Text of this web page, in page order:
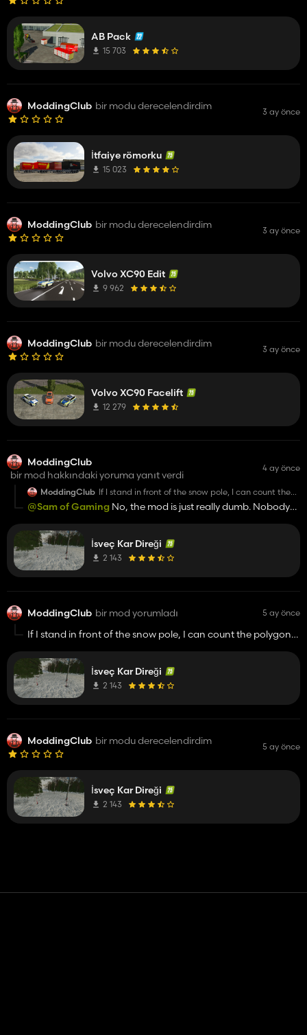
AB Pack
15 703
ModdingClub bir modu derecelendirdim 3 ay önce
İtfaiye römorku
15 023
ModdingClub bir modu derecelendirdim 3 ay önce
Volvo XC90 Edit
9 962
ModdingClub bir modu derecelendirdim 3 ay önce
Volvo XC90 Facelift
12 279
ModdingClub
bir mod hakkındaki yoruma yanıt verdi
4 ay önce
ModdingClub If I stand in front of the snow pole, I can count the
polygons individually by hand.
@Sam of Gaming No, the mod is just really dumb. Nobody
ModHub. Stuff like that just clutters the ModHub.
İsveç Kar Direği
2 143
ModdingClub bir mod yorumladı 5 ay önce
If I stand in front of the snow pole, I can count the polygons
İsveç Kar Direği
2 143
ModdingClub bir modu derecelendirdim 5 ay önce
İsveç Kar Direği
2 143